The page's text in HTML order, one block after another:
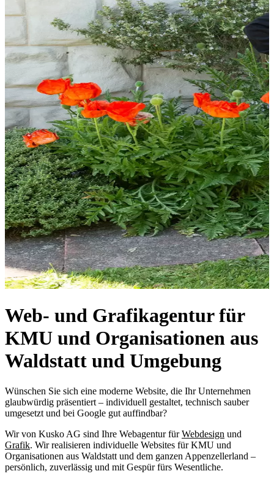
Web- und Grafikagentur für
KMU und Organisationen aus
Waldstatt und Umgebung
Wünschen Sie sich eine moderne Website, die Ihr Unternehmen
glaubwürdig präsentiert – individuell gestaltet, technisch sauber
umgesetzt und bei Google gut auffindbar?
Wir von Kusko AG sind Ihre Webagentur fürWebdesign und
Grafik. Wir realisieren individuelle Websites für KMU und
Organisationen aus Waldstatt und dem ganzen Appenzellerland –
persönlich, zuverlässig und mit Gespür fürs Wesentliche.